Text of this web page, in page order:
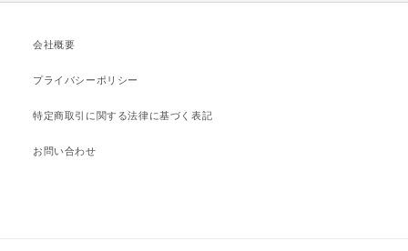
会社概要
プライバシーポリシー
特定商取引に関する法律に基づく表記
お問い合わせ